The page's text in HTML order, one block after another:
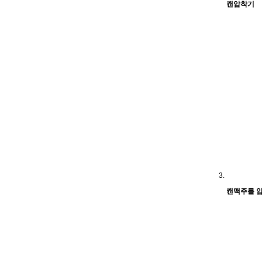
캔압착기
캔맥주를